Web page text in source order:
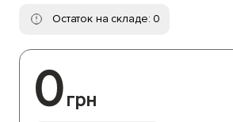
Остаток на складе: 0
0грн